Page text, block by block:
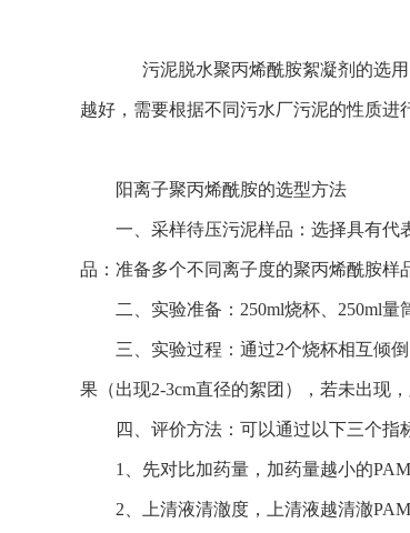
污泥脱水聚丙烯酰胺絮凝剂的选用
越好，需要根据不同污水厂污泥的性质进
阳离子聚丙烯酰胺的选型方法
一、采样待压污泥样品：选择具有代
品：准备多个不同离子度的聚丙烯酰胺样
二、实验准备：250ml烧杯、250ml量
三、实验过程： 通过2个烧杯相互倾
果（出现2-3cm直径的絮团），若未出现
四、评价方法：可以通过以下三个指
1、先对比加药量，加药量越小的
2、上清液清澈度，上清液越清澈